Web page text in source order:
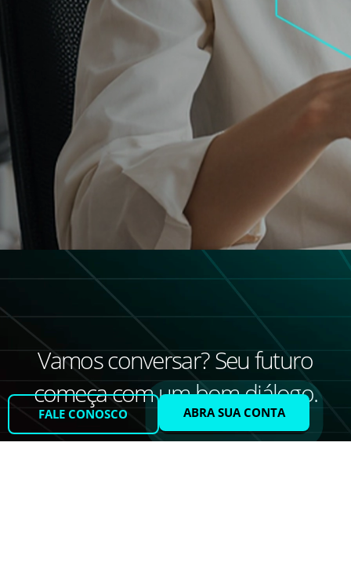
Vamos conversar? Seu futuro
começa com um bom diálogo.
FALE CONOSCO ABRA SUA CONTA